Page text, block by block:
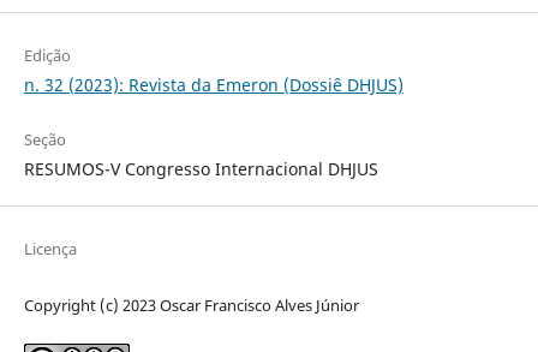
Edição
n. 32 (2023): Revista da Emeron (Dossiê DHJUS)
Seção
RESUMOS-V Congresso Internacional DHJUS
Licença
Copyright (c) 2023 Oscar Francisco Alves Júnior